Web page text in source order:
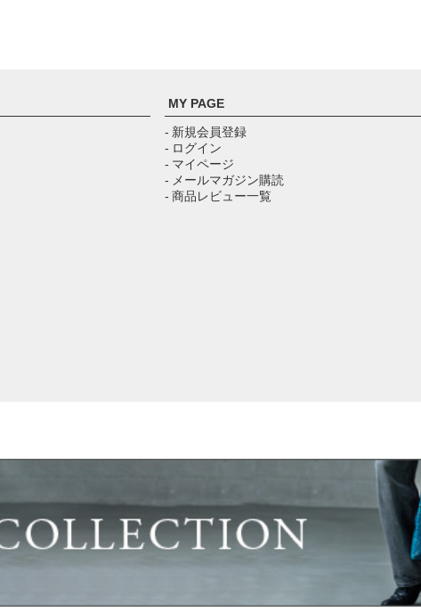
MY PAGE
- 新規会員登録
- ログイン
- マイページ
- メールマガジン購読
- 商品レビュー一覧